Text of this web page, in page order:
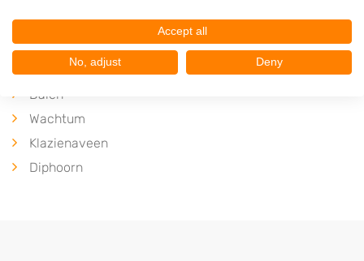
Erica
Holsloot
Dalen
Wachtum
Klazienaveen
Diphoorn
Accept all
No, adjust Deny